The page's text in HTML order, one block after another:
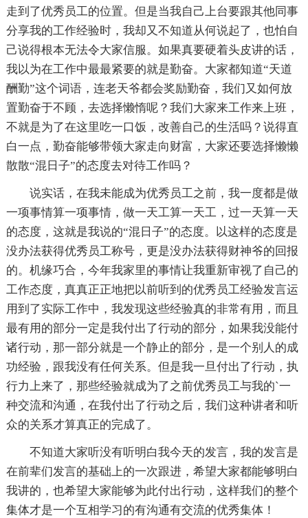
走到了优秀员工的位置。但是当我自己上台要跟其他同事
分享我的工作经验时，我却又不知道从何说起了，也怕自
己说得根本无法令大家信服。如果真要硬着头皮讲的话，
我以为在工作中最最紧要的就是勤奋。大家都知道“天道
酬勤”这个词语，连老天爷都会奖励勤奋，我们又如何放
置勤奋于不顾，去选择懒惰呢？我们大家来工作来上班，
不就是为了在这里吃一口饭，改善自己的生活吗？说得直
白一点，勤奋能够带领大家走向财富，大家还要选择懒懒
散散“混日子”的态度去对待工作吗？
说实话，在我未能成为优秀员工之前，我一度都是做
一项事情算一项事情，做一天工算一天工，过一天算一天
的态度，这就是我说的“混日子”的态度。以这样的态度是
没办法获得优秀员工称号，更是没办法获得财神爷的回报
的。机缘巧合，今年我家里的事情让我重新审视了自己的
工作态度，真真正正地把以前听到的优秀员工经验发言运
用到了实际工作中，我发现这些经验真的非常有用，而且
最有用的部分一定是我付出了行动的部分，如果我没能付
诸行动，那一部分就是一个静止的部分，是一个别人的成
功经验，跟我没有任何关系。但是我一旦付出了行动，执
行力上来了，那些经验就成为了之前优秀员工与我的`一
种交流和沟通，在我付出了行动之后，我们这种讲者和听
众的关系才算真正的完成了。
不知道大家听没有听明白我今天的发言，我的发言是
在前辈们发言的基础上的一次跟进，希望大家都能够明白
我讲的，也希望大家能够为此付出行动，这样我们的整个
集体才是一个互相学习的有沟通有交流的优秀集体！